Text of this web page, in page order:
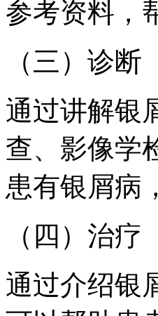
参考资料，
（三）诊断
通过讲解银
查、影像学
患有银屑病
（四）治疗
通过介绍银